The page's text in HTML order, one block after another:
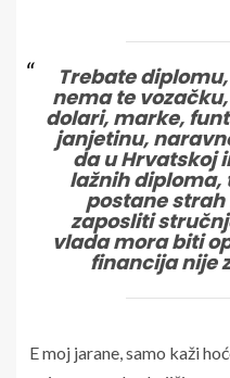
Trebate
nema te
dolari, marke,
janjetinu,
da u Hrvatskoj
lažnih diploma,
postane
zaposliti
vlada mora biti
financija nije
E moj jarane, samo kaži